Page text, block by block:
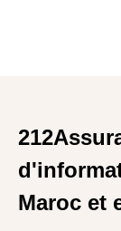
Maroc et